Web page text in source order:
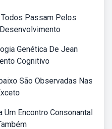
Passam Pelos
Genética De Jean
Cognitivo
São Observadas Nas
Um Encontro Consonantal